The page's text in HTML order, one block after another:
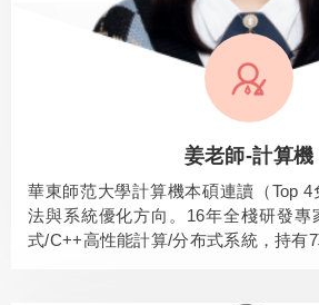
姜老師-計算機
華東師范大學計算機本碩連讀（Top
法與系統優化方向。16年全棧研發專
式/C++高性能計算/分布式系統，持有7